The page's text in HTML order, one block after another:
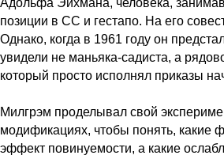
Адольфа Эйхмана, человека,
позиции в СС и гестапо. На его
Однако, когда в 1961 году он
увидели не маньяка-садиста, а
который просто исполнял приказы
Милгрэм проделывал свой
модификациях, чтобы понять, какие
эффект повинуемости, а какие